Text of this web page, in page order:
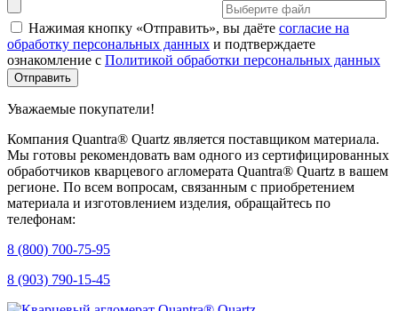
Нажимая кнопку «Отправить», вы даёте согласие на
обработку персональных данных и подтверждаете
ознакомление с Политикой обработки персональных данных
Уважаемые покупатели!
Компания Quantra® Quartz является поставщиком материала.
Мы готовы рекомендовать вам одного из сертифицированных
обработчиков кварцевого агломерата Quantra® Quartz в вашем
регионе. По всем вопросам, связанным с приобретением
материала и изготовлением изделия, обращайтесь по
телефонам:
8 (800) 700-75-95
8 (903) 790-15-45